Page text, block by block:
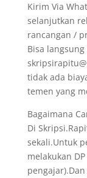
Kirim Via
selanjutkan
rancangan /
Bisa
tidak ada
temen yang
Bagaimana
Di
sekali.Untuk
melakukan